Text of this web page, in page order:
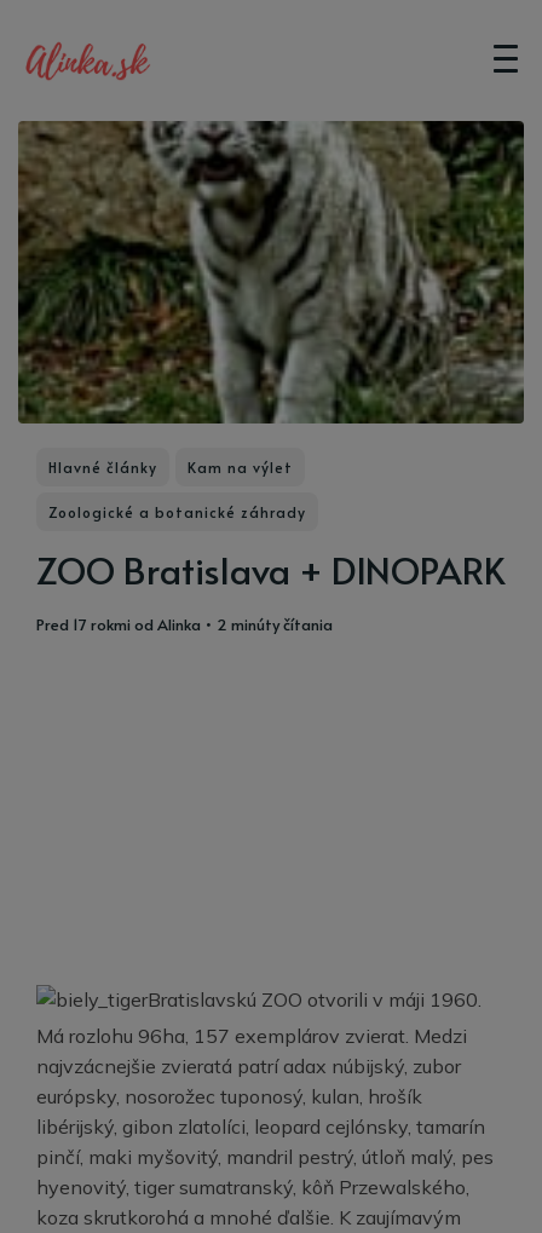
Hlavné články Kam na výlet
Zoologické a botanické záhrady
ZOO Bratislava + DINOPARK
pred 17 rokmi od Alinka • 2 minúty čítania
Bratislavskú ZOO otvorili v máji 1960.
Má rozlohu 96ha, 157 exemplárov zvierat. Medzi
najvzácnejšie zvieratá patrí adax núbijský, zubor
európsky, nosorožec tuponosý, kulan, hrošík
libérijský, gibon zlatolíci, leopard cejlónsky, tamarín
pinčí, maki myšovitý, mandril pestrý, útloň malý, pes
hyenovitý, tiger sumatranský, kôň Przewalského,
koza skrutkorohá a mnohé ďalšie. K zaujímavým